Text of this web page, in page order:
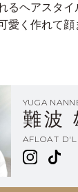
るヘアスタイ
愛く作れて
YUGA
難波
AFLOAT D'L